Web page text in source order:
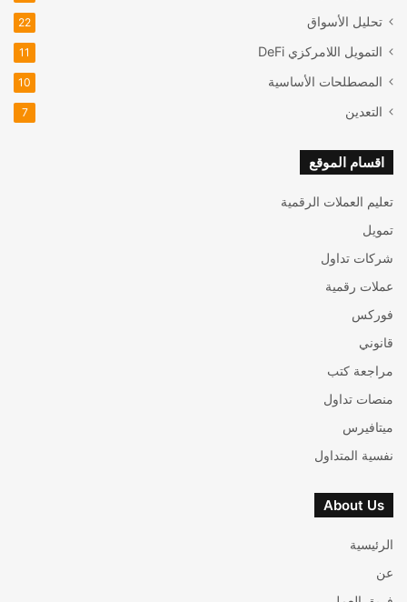
تحليل الأسواق 22
التمويل اللامركزي DeFi
11
المصطلحات الأساسية 10
التعدين 7
اقسام الموقع
تعليم العملات الرقمية
تمويل
شركات تداول
عملات رقمية
فوركس
قانوني
مراجعة كتب
منصات تداول
ميتافيرس
نفسية المتداول
About Us
الرئيسية
عن